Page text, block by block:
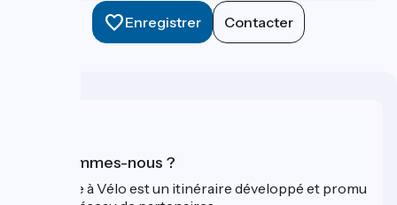
Enregistrer Contacter
Qui sommes-nous ?
La Seine à Vélo est un itinéraire développé et promu